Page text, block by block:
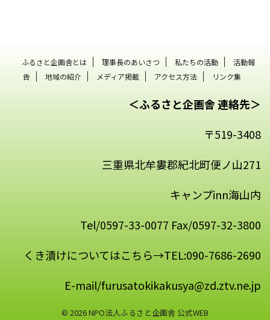
ふるさと企画舎とは 理事長のあいさつ 私たちの活動
活動報
告
地域の紹介 メディア掲載 アクセス方法 リンク集
＜ふるさと企画舎 連絡先＞
〒519-3408
三重県北牟婁郡紀北町便ノ山271
キャンプinn海山内
Tel/0597-33-0077 Fax/0597-32-3800
くき漬けについてはこちら→TEL:090-7686-2690
E-mail/furusatokikakusya@zd.ztv.ne.jp
© 2026 NPO法人ふるさと企画舎 公式WEB